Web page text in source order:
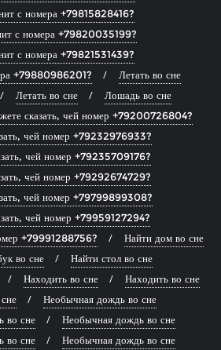
с номера +79815828416?
с номера +79820035199?
с номера +79821531439?
+79880986201?
Летать во сне
Летать во сне
Лошадь во сне
сказать, чей номер +79200726804?
чей номер +79232976933?
чей номер +79235709176?
чей номер +79292674729?
чей номер +79799899308?
чей номер +79959127294?
+79991288756?
Найти дом во сне
во сне
Найти стол во сне
Находить во сне
Находить во сне
Необычная дождь во сне
во сне
Необычная дождь во сне
во сне
Необычная дождь во сне